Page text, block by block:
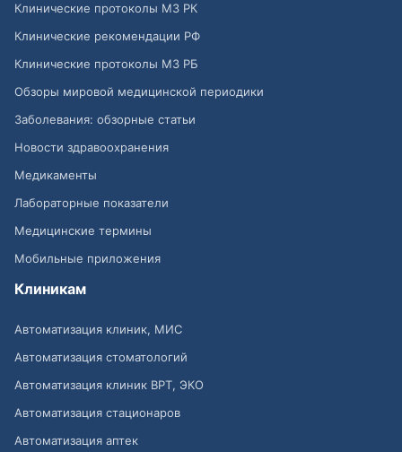
Клинические протоколы МЗ РК
Клинические рекомендации РФ
Клинические протоколы МЗ РБ
Обзоры мировой медицинской периодики
Заболевания: обзорные статьи
Новости здравоохранения
Медикаменты
Лабораторные показатели
Медицинские термины
Мобильные приложения
Клиникам
Автоматизация клиник, МИС
Автоматизация стоматологий
Автоматизация клиник ВРТ, ЭКО
Автоматизация стационаров
Автоматизация аптек